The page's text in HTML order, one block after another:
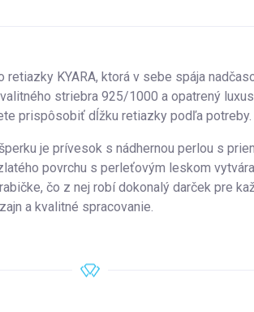
retiazky KYARA, ktorá v sebe spája
striebra 925/1000 a opatrený
prispôsobiť dĺžku retiazky podľa potreby.
je prívesok s nádhernou perlou s
povrchu s perleťovým leskom
čo z nej robí dokonalý darček pre
a kvalitné spracovanie.